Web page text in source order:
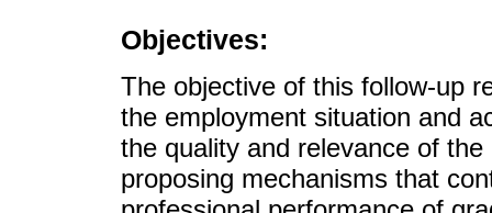
Objectives:
The objective of this follow-up
the employment situation and
the quality and relevance of
proposing mechanisms that